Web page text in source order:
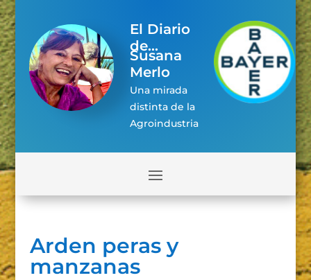
El Diario
de...
Susana
Merlo
Una mirada
distinta de la
Agroindustria
Arden peras y
manzanas